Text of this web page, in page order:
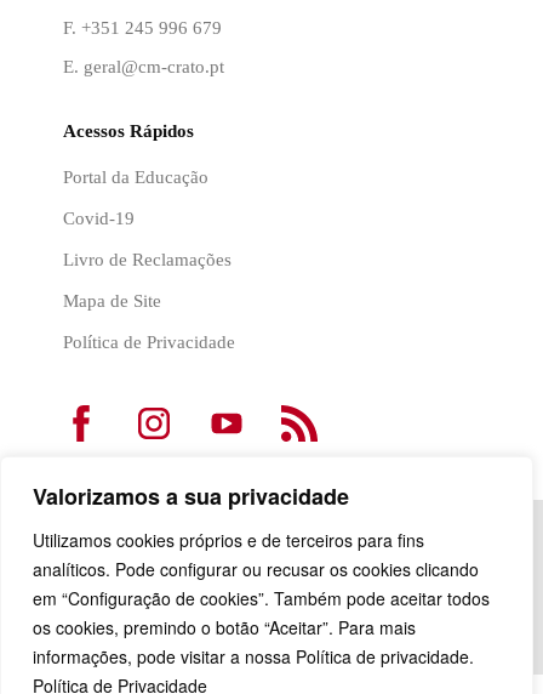
Valorizamos a sua privacidade
Utilizamos cookies próprios e de terceiros para fins
analíticos. Pode configurar ou recusar os cookies clicando
em “Configuração de cookies”. Também pode aceitar todos
os cookies, premindo o botão “Aceitar”. Para mais
informações, pode visitar a nossa Política de privacidade.
Política de Privacidade
F.+351 245 996 679
E. geral@cm-crato.pt
Acessos Rápidos
Portal da Educação
Covid-19
Livro de Reclamações
Mapa de Site
Política de Privacidade